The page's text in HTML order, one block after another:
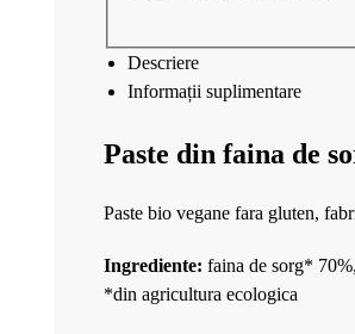
Descriere
Informații suplimentare
Paste din faina de
Paste bio vegane fara gluten,
Ingrediente: faina de sorg*
*din agricultura ecologica